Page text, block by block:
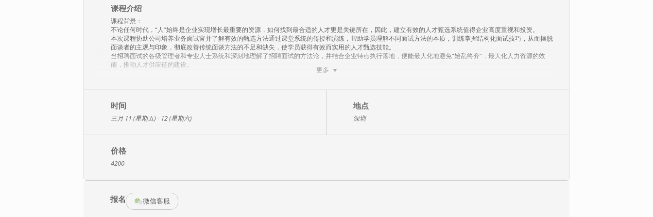
更多
课程介绍
课程背景：
不论任何时代，“人”始终是企业实现增长最重要的资源，如何找到最合适的人才更是关键所在，因此，建立有效的人才甄选系统值得企业高度重视和投资。
本次课程协助公司培养业务面试官并了解有效的甄选方法通过课堂系统的传授和演练，帮助学员理解不同面试方法的本质，训练掌握结构化面试技巧，从而摆脱
面谈者的主观与印象，彻底改善传统面谈方法的不足和缺失，使学员获得有效而实用的人才甄选技能。
当招聘面试的各级管理者和专业人士系统和深刻地理解了招聘面试的方法论，并结合企业特点执行落地，便能最大化地避免“始乱终弃”，最大化人力资源的效
能，推动人才供应链的建设。
深入理解识人理念和背景，了解招聘面试技术在现代人力资源管理中的实际运用；
深刻理解并学习不同提问方法和应用场景，做到有针对性和专业性的提问与探寻；
通过实战演练，系统掌握面试方法，点面结合；
所学技能运用于实践工作中，实现招聘与选拔质量大幅提升。
课程相关工具及输出：
岗位画像 “三大件”
岗位问题设计清单成果
《结构化面试手册》
赠送：结构化面试样题清单一份
培训模块：
一、人才招聘面试概述及导入
时间
三月 11 (星期五) - 12 (星期六)
地点
深圳
价格
4200
报名 微信客服